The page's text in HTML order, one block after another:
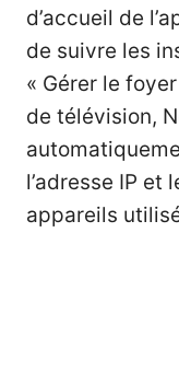
d’accueil de
de suivre les
« Gérer le
de télévision,
l’adresse IP et
appareils